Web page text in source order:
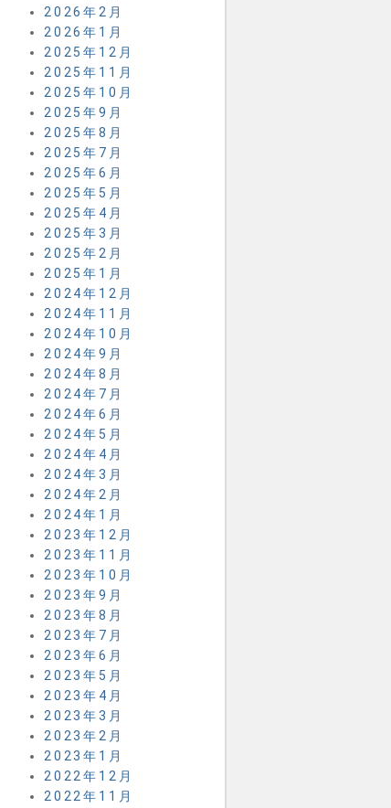
2026年2月
2026年1月
2025年12月
2025年11月
2025年10月
2025年9月
2025年8月
2025年7月
2025年6月
2025年5月
2025年4月
2025年3月
2025年2月
2025年1月
2024年12月
2024年11月
2024年10月
2024年9月
2024年8月
2024年7月
2024年6月
2024年5月
2024年4月
2024年3月
2024年2月
2024年1月
2023年12月
2023年11月
2023年10月
2023年9月
2023年8月
2023年7月
2023年6月
2023年5月
2023年4月
2023年3月
2023年2月
2023年1月
2022年12月
2022年11月